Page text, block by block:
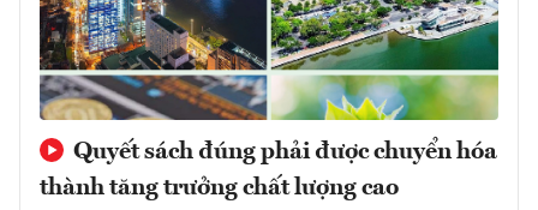
Quyết sách đúng phải được chuyển hóa
thành tăng trưởng chất lượng cao